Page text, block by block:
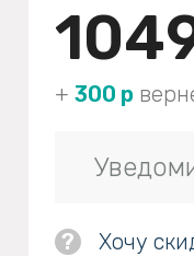
+ 300 р
? Хочу